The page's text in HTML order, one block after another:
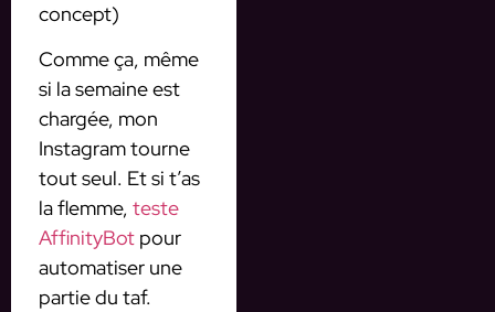
concept)
Comme ça, même
si la semaine est
chargée, mon
Instagram tourne
tout seul. Et si t’as
la flemme, teste
AffinityBot pour
automatiser une
partie du taf.